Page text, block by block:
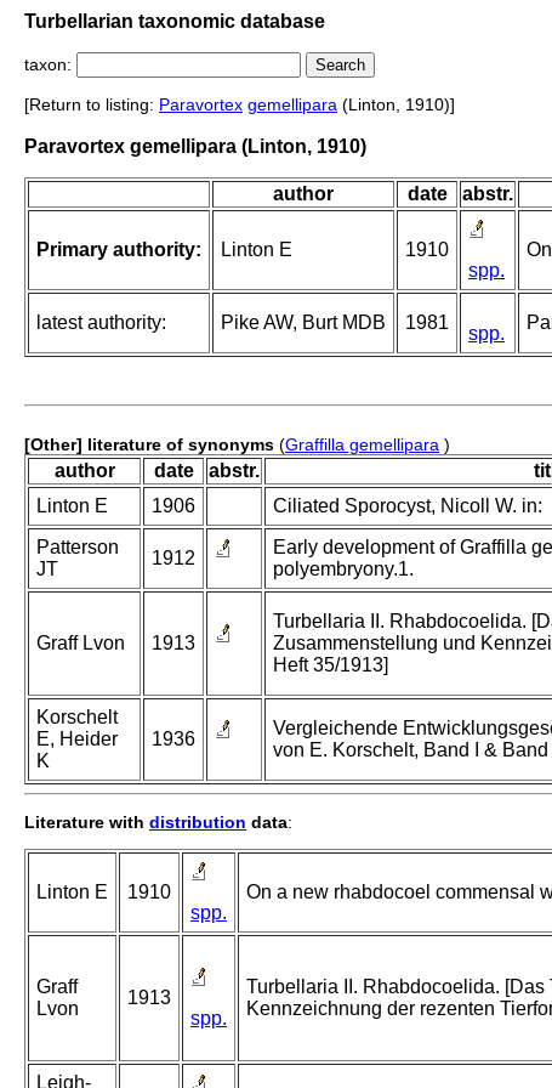
Turbellarian taxonomic database
taxon:
[Return to listing: Paravortex gemellipara (Linton, 1910)]
Paravortex gemellipara (Linton, 1910)
author date abstr.
Primary authority: Linton E
1910
spp.
latest authority: Pike AW, Burt MDB 1981
spp.
[Other] literature of synonyms (Graffilla gemellipara )
author date abstr.
Linton E
1906 Ciliated Sporocyst, Nicoll W. in:
Patterson
JT
1912
Early development of Graffilla
polyembryony.1.
Graff Lvon 1913
Turbellaria II. Rhabdocoelida.
Zusammenstellung und
Heft 35/1913]
Korschelt
E, Heider
K
1936
Vergleichende
von E. Korschelt, Band I & Band
Literature with distribution data:
Linton E
1910
spp.
On a new rhabdocoel commensal
Graff
Lvon
1913
spp.
Turbellaria II. Rhabdocoelida.
Kennzeichnung der rezenten
Leigh-